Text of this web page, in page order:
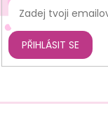
PŘIHLÁSIT SE